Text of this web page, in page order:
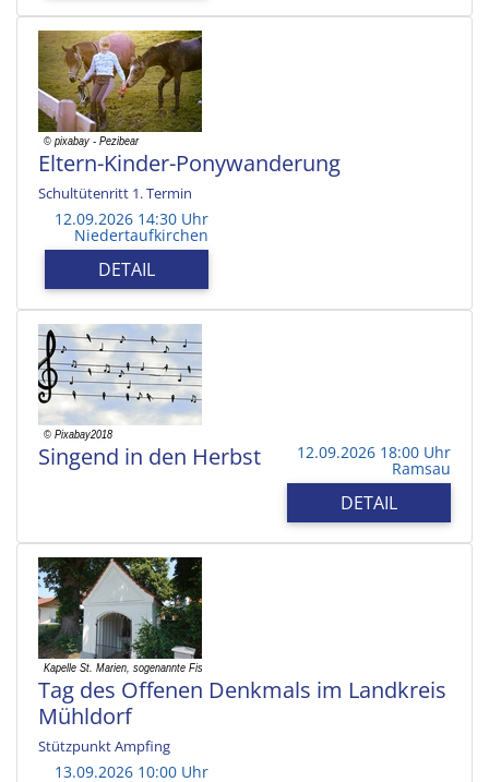
Eltern-Kinder-Ponywanderung
Schultütenritt 1. Termin
12.09.2026 14:30 Uhr
Niedertaufkirchen
DETAIL
Singend in den Herbst 12.09.2026 18:00 Uhr
Ramsau
DETAIL
Tag des Offenen Denkmals im Landkreis
Mühldorf
Stützpunkt Ampfing
13.09.2026 10:00 Uhr